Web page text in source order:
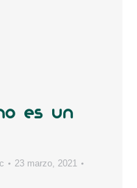
es un
23 marzo, 2021